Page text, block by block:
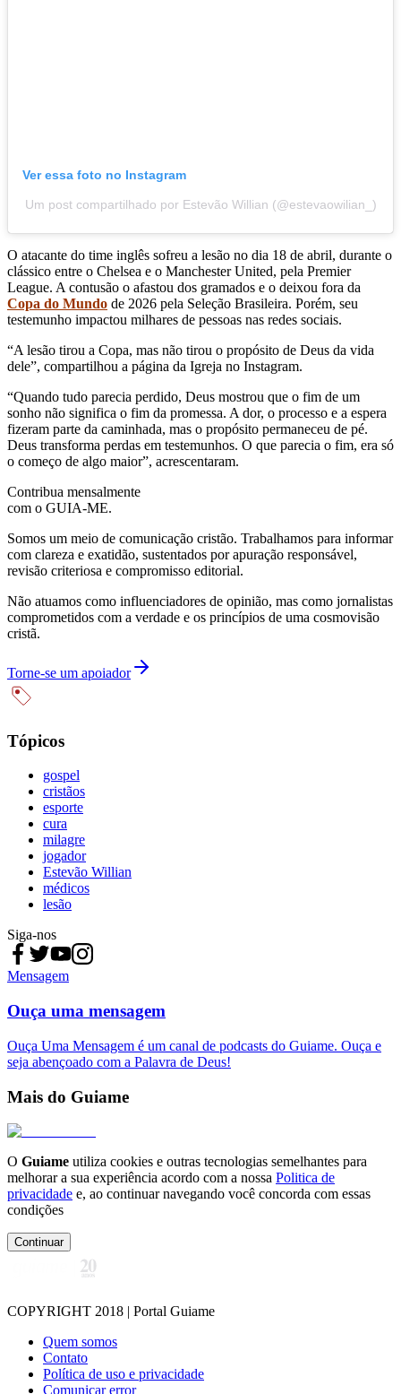
Ver essa foto no Instagram
Um post compartilhado por Estevão Willian (@estevaowilian_)
O atacante do time inglês sofreu a lesão no dia 18 de abril, durante o
clássico entre o Chelsea e o Manchester United, pela Premier
League. A contusão o afastou dos gramados e o deixou fora da
Copa do Mundo de 2026 pela Seleção Brasileira. Porém, seu
testemunho impactou milhares de pessoas nas redes sociais.
“A lesão tirou a Copa, mas não tirou o propósito de Deus da vida
dele”, compartilhou a página da Igreja no Instagram.
“Quando tudo parecia perdido, Deus mostrou que o fim de um
sonho não significa o fim da promessa. A dor, o processo e a espera
fizeram parte da caminhada, mas o propósito permaneceu de pé.
Deus transforma perdas em testemunhos. O que parecia o fim, era só
o começo de algo maior”, acrescentaram.
Contribua mensalmente
com o GUIA-ME.
Somos um meio de comunicação cristão. Trabalhamos para informar
com clareza e exatidão, sustentados por apuração responsável,
revisão criteriosa e compromisso editorial.
Não atuamos como influenciadores de opinião, mas como jornalistas
comprometidos com a verdade e os princípios de uma cosmovisão
cristã.
Torne-se um apoiador
Tópicos
gospel
cristãos
esporte
cura
milagre
jogador
Estevão Willian
médicos
lesão
Siga-nos
Mensagem
Ouça uma mensagem
Ouça Uma Mensagem é um canal de podcasts do Guiame. Ouça e
seja abençoado com a Palavra de Deus!
Mais do Guiame
O Guiame utiliza cookies e outras tecnologias semelhantes para
melhorar a sua experiência acordo com a nossa Politica de
privacidade e, ao continuar navegando você concorda com essas
condições
Continuar
COPYRIGHT 2018 | Portal Guiame
Quem somos
Contato
Política de uso e privacidade
Comunicar error